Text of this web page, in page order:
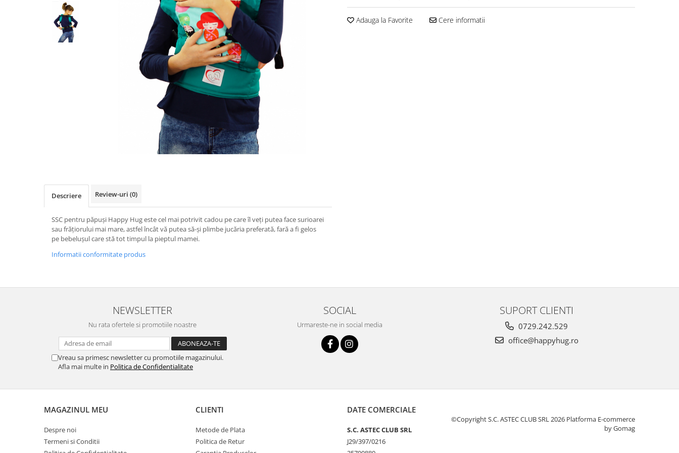
Adauga la Favorite Cere informatii
Descriere Review-uri (0)
SSC pentru păpuși Happy Hug este cel mai potrivit cadou pe care îl veți putea face surioarei
sau frățiorului mai mare, astfel încât vă putea să-și plimbe jucăria preferată, fară a fi gelos
pe bebelușul care stă tot timpul la pieptul mamei.
Informatii conformitate produs
NEWSLETTER
Nu rata ofertele si promotiile noastre
Vreau sa primesc newsletter cu promotiile magazinului.
Afla mai multe in Politica de Confidentialitate
SOCIAL
Urmareste-ne in social media
SUPORT CLIENTI
0729.242.529
office@happyhug.ro
MAGAZINUL MEU
Despre noi
Termeni si Conditii
CLIENTI
Metode de Plata
Politica de Retur
DATE COMERCIALE
S.C. ASTEC CLUB SRL
J29/397/0216
©Copyright S.C. ASTEC CLUB SRL 2026 Platforma E-commerce
by Gomag